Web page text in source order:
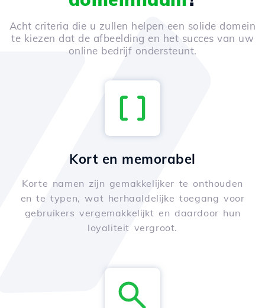
Acht criteria die u zullen helpen een solide domein
te kiezen dat de afbeelding en het succes van uw
online bedrijf ondersteunt.
Kort en memorabel
Korte namen zijn gemakkelijker te onthouden
en te typen, wat herhaaldelijke toegang voor
gebruikers vergemakkelijkt en daardoor hun
loyaliteit vergroot.